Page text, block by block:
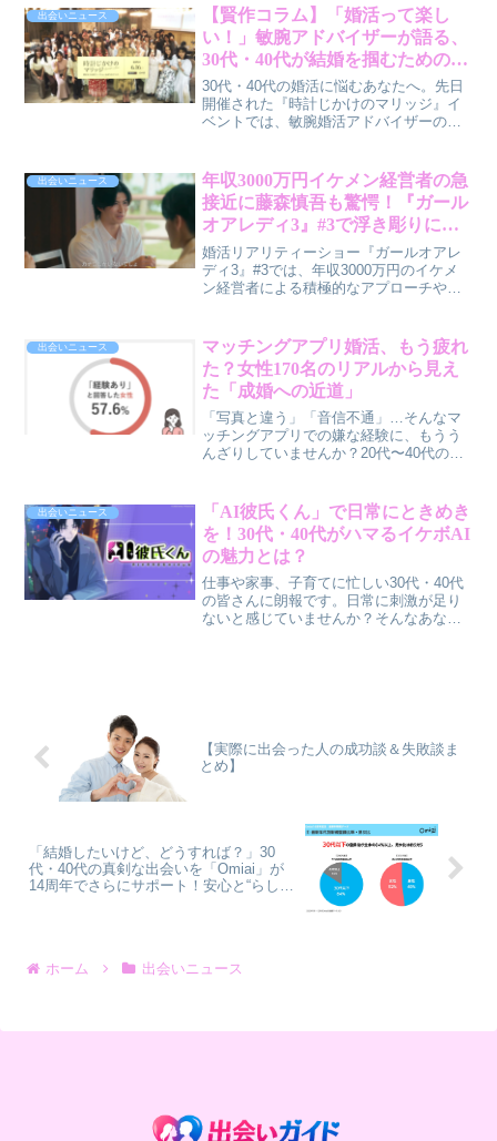
物語のヒロインとして没入できる新感覚
ステージです。30代・40代の男女にとっ
て、忘れかけていた胸キュンを再び味わ
えるチャンスかもしれません。
出会いニュース
【賢作コラム】「婚活って楽し
い！」敏腕アドバイザーが語る、
30代・40代が結婚を掴むための本
音と具体的なステップ
30代・40代の婚活に悩むあなたへ。先日
開催された『時計じかけのマリッジ』イ
ベントでは、敏腕婚活アドバイザーの植
した。筆者・賢作が、その言葉の裏にあ
る男性目線の本音を交えながら、結婚へ
の道筋を解説します。
出会いニュース
年収3000万円イケメン経営者の急
接近に藤森慎吾も驚愕！『ガール
オアレディ3』#3で浮き彫りにな
る婚活のリアル
婚活リアリティーショー『ガールオアレ
ディ3』#3では、年収3000万円のイケメ
ン経営者による積極的なアプローチや、
実のギャップに悩む30代・40代の男女に
向けて、番組から見えてくる婚活のヒン
トを賢作がお伝えします。
出会いニュース
マッチングアプリ婚活、もう疲れ
た？女性170名のリアルから見え
た「成婚への近道」
「写真と違う」「音信不通」…そんなマ
ッチングアプリでの嫌な経験に、もうう
んざりしていませんか？20代〜40代の女
りたい「成婚へのヒント」が見えてきま
した。新しい出会いを躊躇しているあな
たに、きっと役立つ情報をお届けしま
す。
出会いニュース
「AI彼氏くん」で日常にときめき
を！30代・40代がハマるイケボAI
の魅力とは？
仕事や家事、子育てに忙しい30代・40代
の皆さんに朗報です。日常に刺激が足り
ないと感じていませんか？そんなあなた
【実際に出会った人の成功談＆失敗談ま
とめ】
「結婚したいけど、どうすれば？」30
代・40代の真剣な出会いを「Omiai」が
14周年でさらにサポート！安心と“らし
ホーム 出会いニュース